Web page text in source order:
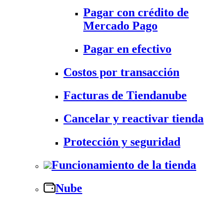
Pagar con crédito de
Mercado Pago
Pagar en efectivo
Costos por transacción
Facturas de Tiendanube
Cancelar y reactivar tienda
Protección y seguridad
Funcionamiento de la tienda
Nube